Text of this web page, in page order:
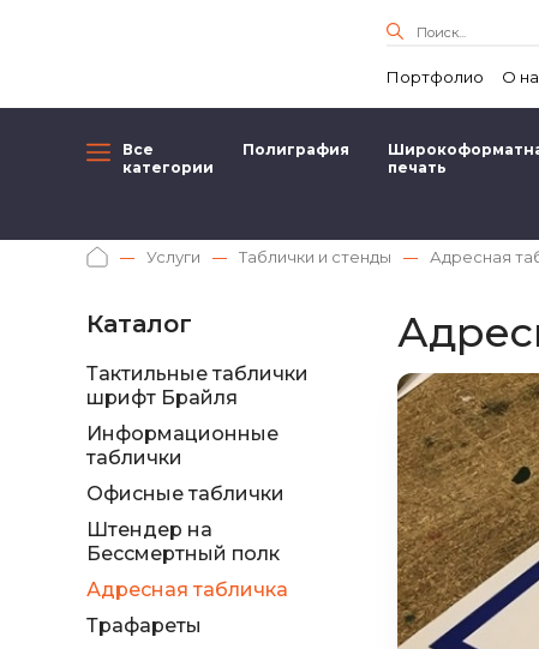
Портфолио О
Полиграфия
печать
Все
категории
Услуги Таблички и стенды Адресная
Каталог
Тактильные таблички
шрифт Брайля
Информационные
таблички
Офисные таблички
Штендер на
Бессмертный полк
Адресная табличка
Трафареты